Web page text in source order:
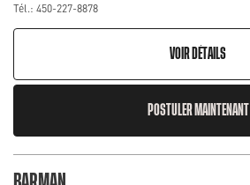
Tél.: 450-227-8878
VOIR DÉTAILS
POSTULER MAINTENANT